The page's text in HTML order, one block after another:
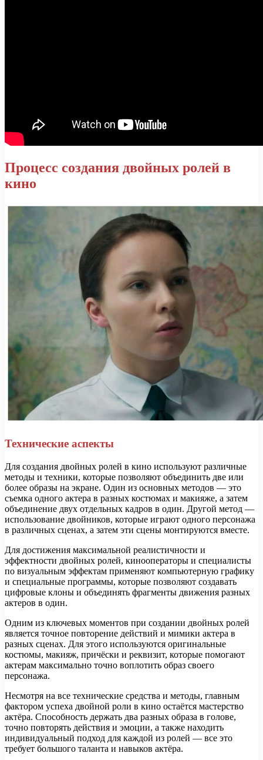
Процесс создания двойных ролей в
кино
Технические аспекты
Для создания двойных ролей в кино используют различные
методы и техники, которые позволяют объединить две или
более образы на экране. Один из основных методов — это
съемка одного актера в разных костюмах и макияже, а затем
объединение двух отдельных кадров в один. Другой метод —
использование двойников, которые играют одного персонажа
в различных сценах, а затем эти сцены монтируются вместе.
Для достижения максимальной реалистичности и
эффектности двойных ролей, кинооператоры и специалисты
по визуальным эффектам применяют компьютерную графику
и специальные программы, которые позволяют создавать
цифровые клоны и объединять фрагменты движения разных
актеров в один.
Одним из ключевых моментов при создании двойных ролей
является точное повторение действий и мимики актера в
разных сценах. Для этого используются оригинальные
костюмы, макияж, причёски и реквизит, которые помогают
актерам максимально точно воплотить образ своего
персонажа.
Несмотря на все технические средства и методы, главным
фактором успеха двойной роли в кино остаётся мастерство
актёра. Способность держать два разных образа в голове,
точно повторять действия и эмоции, а также находить
индивидуальный подход для каждой из ролей — все это
требует большого таланта и навыков актёра.